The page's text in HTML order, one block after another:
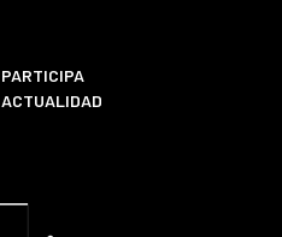
PARTICIPA
ACTUALIDAD